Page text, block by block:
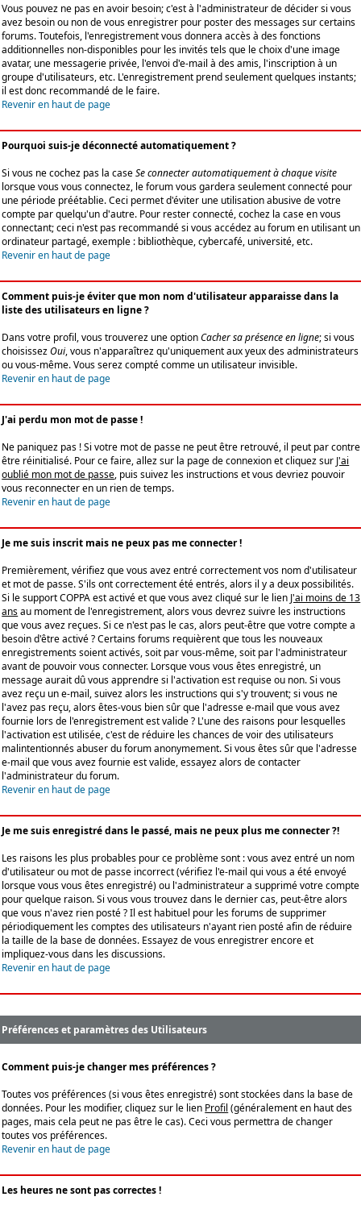
Vous pouvez ne pas en avoir besoin; c'est à l'administrateur de décider si vous
avez besoin ou non de vous enregistrer pour poster des messages sur certains
forums. Toutefois, l'enregistrement vous donnera accès à des fonctions
additionnelles non-disponibles pour les invités tels que le choix d'une image
avatar, une messagerie privée, l'envoi d'e-mail à des amis, l'inscription à un
groupe d'utilisateurs, etc. L'enregistrement prend seulement quelques instants;
il est donc recommandé de le faire.
Revenir en haut de page
Pourquoi suis-je déconnecté automatiquement ?
Si vous ne cochez pas la caseSe connecter automatiquement à chaque visite
lorsque vous vous connectez, le forum vous gardera seulement connecté pour
une période préétablie. Ceci permet d'éviter une utilisation abusive de votre
compte par quelqu'un d'autre. Pour rester connecté, cochez la case en vous
connectant; ceci n'est pas recommandé si vous accédez au forum en utilisant un
ordinateur partagé, exemple : bibliothèque, cybercafé, université, etc.
Revenir en haut de page
Comment puis-je éviter que mon nom d'utilisateur apparaisse dans la
liste des utilisateurs en ligne ?
Dans votre profil, vous trouverez une optionCacher sa présence en ligne; si vous
choisissezOui, vous n'apparaîtrez qu'uniquement aux yeux des administrateurs
ou vous-même. Vous serez compté comme un utilisateur invisible.
Revenir en haut de page
J'ai perdu mon mot de passe !
Ne paniquez pas ! Si votre mot de passe ne peut être retrouvé, il peut par contre
être réinitialisé. Pour ce faire, allez sur la page de connexion et cliquez sur J'ai
oublié mon mot de passe, puis suivez les instructions et vous devriez pouvoir
vous reconnecter en un rien de temps.
Revenir en haut de page
Je me suis inscrit mais ne peux pas me connecter !
Premièrement, vérifiez que vous avez entré correctement vos nom d'utilisateur
et mot de passe. S'ils ont correctement été entrés, alors il y a deux possibilités.
Si le support COPPA est activé et que vous avez cliqué sur le lien J'ai moins de 13
ansau moment de l'enregistrement, alors vous devrez suivre les instructions
que vous avez reçues. Si ce n'est pas le cas, alors peut-être que votre compte a
besoin d'être activé ? Certains forums requièrent que tous les nouveaux
enregistrements soient activés, soit par vous-même, soit par l'administrateur
avant de pouvoir vous connecter. Lorsque vous vous êtes enregistré, un
message aurait dû vous apprendre si l'activation est requise ou non. Si vous
avez reçu un e-mail, suivez alors les instructions qui s'y trouvent; si vous ne
l'avez pas reçu, alors êtes-vous bien sûr que l'adresse e-mail que vous avez
fournie lors de l'enregistrement est valide ? L'une des raisons pour lesquelles
l'activation est utilisée, c'est de réduire les chances de voir des utilisateurs
malintentionnés abuser du forum anonymement. Si vous êtes sûr que l'adresse
e-mail que vous avez fournie est valide, essayez alors de contacter
l'administrateur du forum.
Revenir en haut de page
Je me suis enregistré dans le passé, mais ne peux plus me connecter ?!
Les raisons les plus probables pour ce problème sont : vous avez entré un nom
d'utilisateur ou mot de passe incorrect (vérifiez l'e-mail qui vous a été envoyé
lorsque vous vous êtes enregistré) ou l'administrateur a supprimé votre compte
pour quelque raison. Si vous vous trouvez dans le dernier cas, peut-être alors
que vous n'avez rien posté ? Il est habituel pour les forums de supprimer
périodiquement les comptes des utilisateurs n'ayant rien posté afin de réduire
la taille de la base de données. Essayez de vous enregistrer encore et
impliquez-vous dans les discussions.
Revenir en haut de page
Préférences et paramètres des Utilisateurs
Comment puis-je changer mes préférences ?
Toutes vos préférences (si vous êtes enregistré) sont stockées dans la base de
données. Pour les modifier, cliquez sur le lien Profil (généralement en haut des
pages, mais cela peut ne pas être le cas). Ceci vous permettra de changer
toutes vos préférences.
Revenir en haut de page
Les heures ne sont pas correctes !